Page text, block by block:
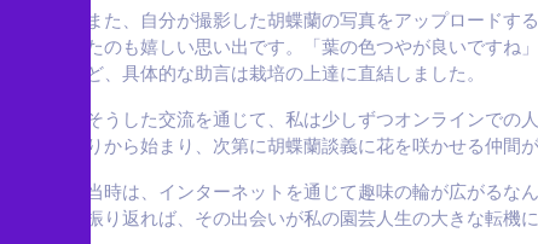
また、自分が撮影した胡蝶蘭の写真をアップロードす
たのも嬉しい思い出です。「葉の色つやが良いですね
ど、具体的な助言は栽培の上達に直結しました。
そうした交流を通じて、私は少しずつオンラインでの
りから始まり、次第に胡蝶蘭談義に花を咲かせる仲間
当時は、インターネットを通じて趣味の輪が広がるな
振り返れば、その出会いが私の園芸人生の大きな転機